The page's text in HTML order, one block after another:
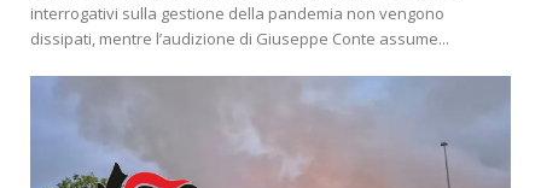
interrogativi sulla gestione della pandemia non vengono
dissipati, mentre l’audizione di Giuseppe Conte assume...